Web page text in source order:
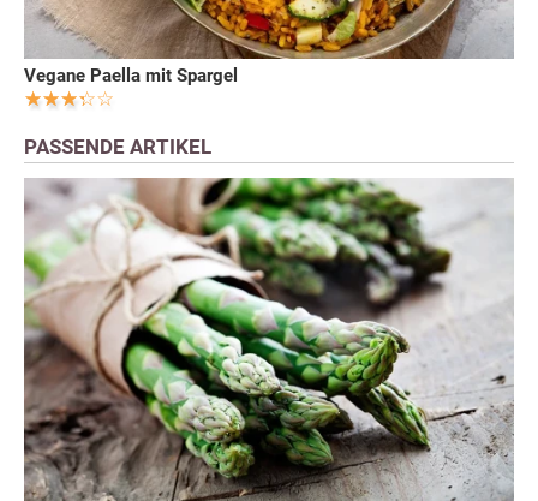
Vegane Paella mit Spargel
PASSENDE ARTIKEL